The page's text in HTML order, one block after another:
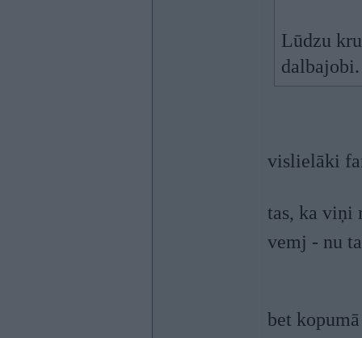
Lūdzu
dalbajobi.
vislielāki
tas, ka viņi
vemj - nu
bet